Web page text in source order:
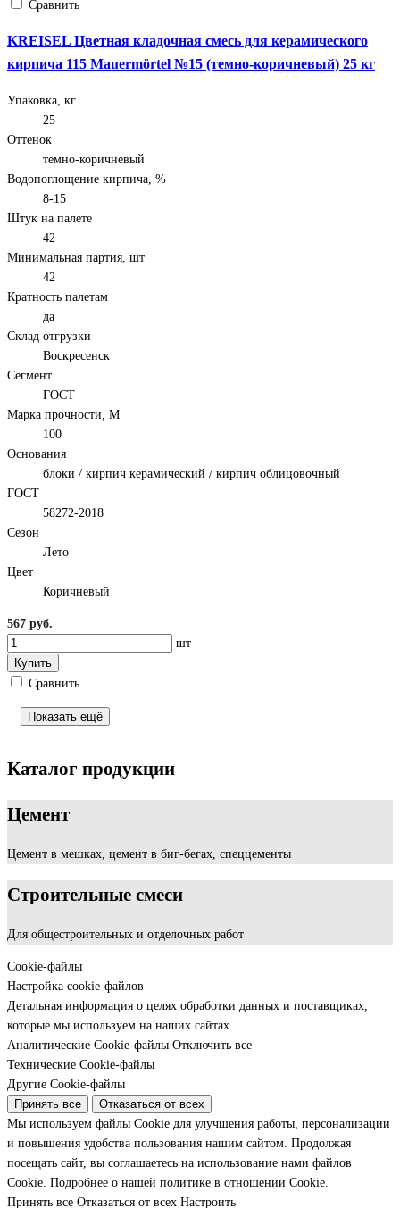
Сравнить
KREISEL Цветная кладочная смесь для керамического
кирпича 115 Mauermörtel №15 (темно-коричневый) 25 кг
Упаковка, кг
25
Оттенок
темно-коричневый
Водопоглощение кирпича, %
8-15
Штук на палете
42
Минимальная партия, шт
42
Кратность палетам
да
Склад отгрузки
Воскресенск
Сегмент
ГОСТ
Марка прочности, М
100
Основания
блоки / кирпич керамический / кирпич облицовочный
ГОСТ
58272-2018
Сезон
Лето
Цвет
Коричневый
567 руб.
шт
Купить
Сравнить
Показать ещё
Каталог продукции
Цемент
Цемент в мешках, цемент в биг-бегах, спеццементы
Строительные смеси
Для общестроительных и отделочных работ
Cookie-файлы
Настройка cookie-файлов
Детальная информация о целях обработки данных и поставщиках,
которые мы используем на наших сайтах
Аналитические Cookie-файлы Отключить все
Технические Cookie-файлы
Другие Cookie-файлы
Принять все
Отказаться от всех
Мы используем файлы Cookie для улучшения работы, персонализации
и повышения удобства пользования нашим сайтом. Продолжая
посещать сайт, вы соглашаетесь на использование нами файлов
Cookie. Подробнее о нашей политике в отношении Cookie.
Принять все Отказаться от всех Настроить